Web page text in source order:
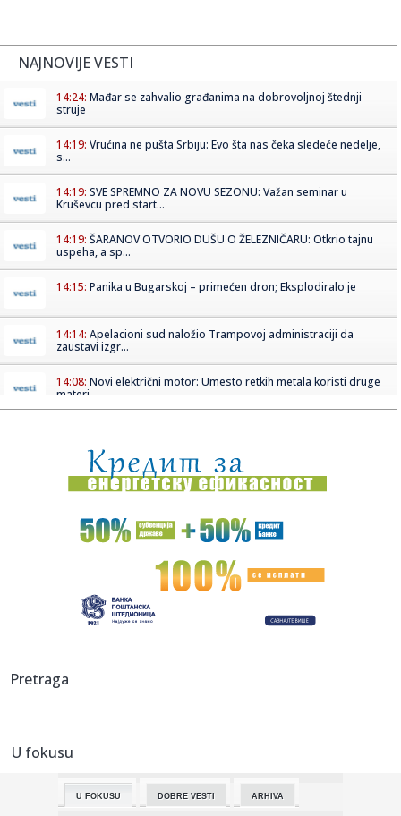
NAJNOVIJE VESTI
14:24: Mađar se zahvalio građanima na dobrovoljnoj štednji
struje
14:19: Vrućina ne pušta Srbiju: Evo šta nas čeka sledeće nedelje,
s...
14:19: SVE SPREMNO ZA NOVU SEZONU: Važan seminar u
Kruševcu pred start...
14:19: ŠARANOV OTVORIO DUŠU O ŽELEZNIČARU: Otkrio tajnu
uspeha, a sp...
14:15: Panika u Bugarskoj – primećen dron; Eksplodiralo je
14:14: Apelacioni sud naložio Trampovoj administraciji da
zaustavi izgr...
14:08: Novi električni motor: Umesto retkih metala koristi druge
materi...
14:05:Колико дуго јаја могу бити ван ...
14:07:Drama u centru prestonice: Smart napravio karambol u
Francuskoj u...
Konstitutivna sjednica Skupštine Kosova odložena, Kurti
14:03:EK potvrdila da Srbija ispunjava standarde u kontroli
14:01:
13:59: Preminuo otac Lionela Mesija
Pretraga
U fokusu
U FOKUSU DOBRE VESTI ARHIVA